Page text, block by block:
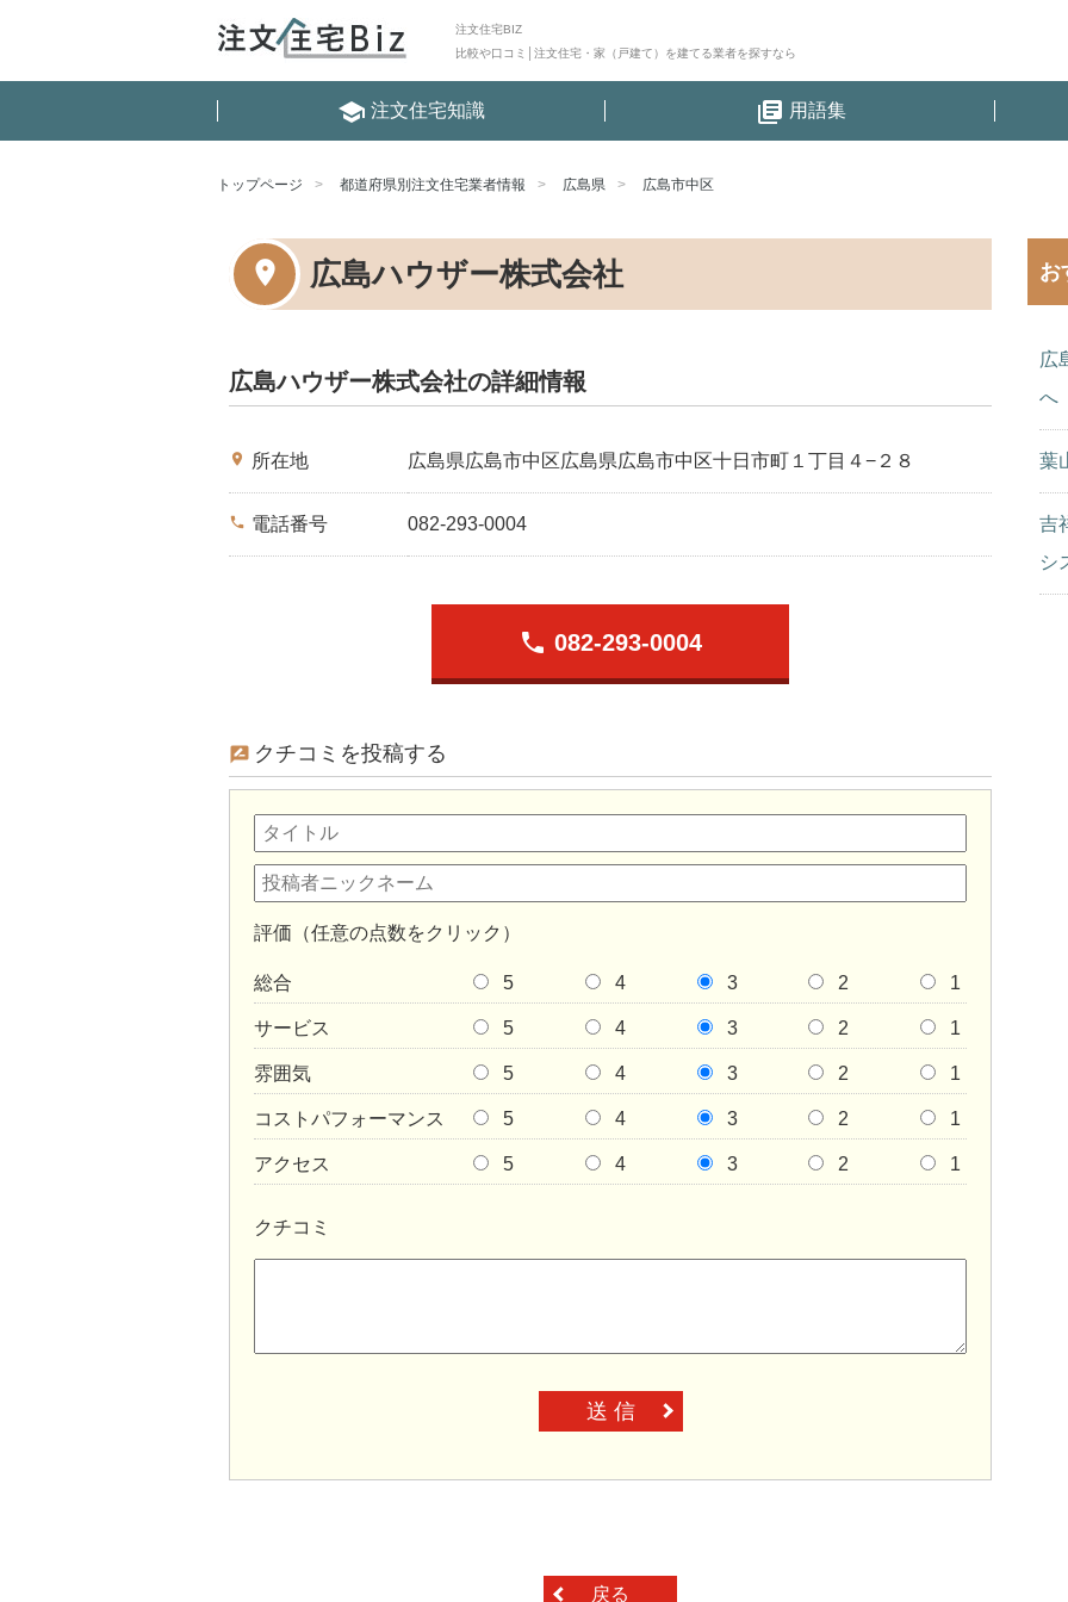
注文住宅BIZ
比較や口コミ│注文住宅・家（戸建て）を建てる業者を探すなら
school 注文住宅知識 library_books 用語集
トップページ 都道府県別注文住宅業者情報 広島県 広島市中区
広島ハウザー株式会社
広島ハウザー株式会社の詳細情報
place 所在地 広島県広島市中区広島県広島市中区十日市町１丁目４−２８
phone 電話番号 082-293-0004
phone 082-293-0004
クチコミを投稿する
評価（任意の点数をクリック）
総合 5 4 3 2 1
サービス 5 4 3 2 1
雰囲気 5 4 3 2 1
コストパフォーマンス 5 4 3 2 1
アクセス 5 4 3 2 1
クチコミ
送 信
戻る
お
広
へ
葉
吉
シ